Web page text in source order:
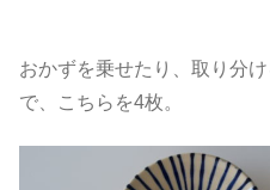
おかずを乗せたり、取り分
で、こちらを4枚。